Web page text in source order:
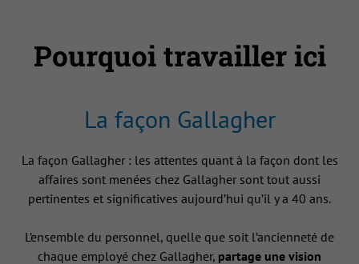
Pourquoi travailler ici
La façon Gallagher
La façon Gallagher : les attentes quant à la façon dont les
affaires sont menées chez Gallagher sont tout aussi
pertinentes et significatives aujourd’hui qu’il y a 40 ans.
L’ensemble du personnel, quelle que soit l’ancienneté de
chaque employé chez Gallagher, partage une vision